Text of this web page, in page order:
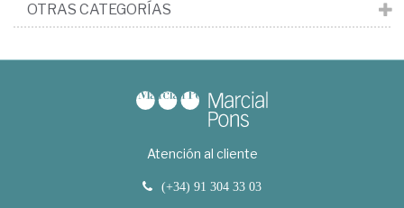
OTRAS CATEGORÍAS
Atención al cliente
(+34) 91 304 33 03